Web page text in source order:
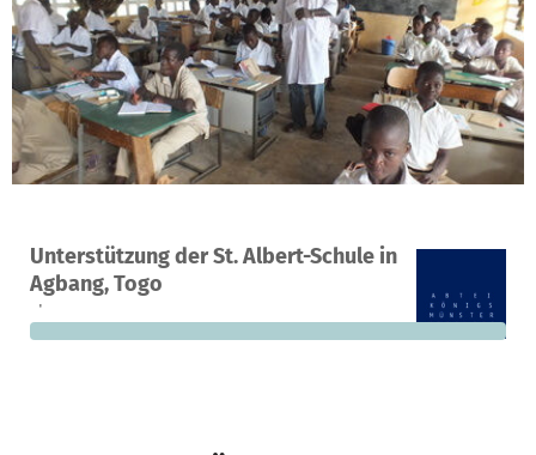
Unterstützung der St. Albert-Schule in
Agbang, Togo
Ein Projekt in Kara, Togo
0
Spenden fehlen noch